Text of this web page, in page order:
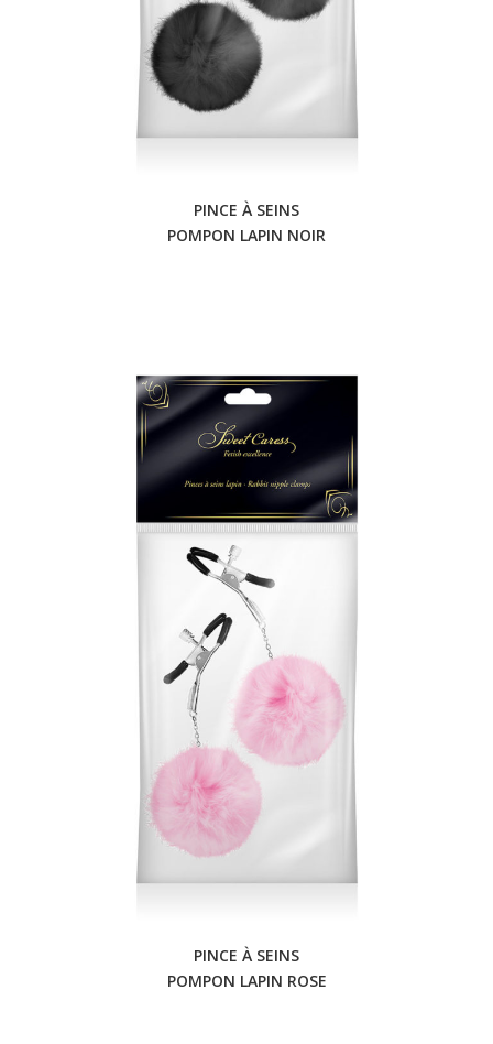
PINCE À SEINS
POMPON LAPIN NOIR
PINCE À SEINS
POMPON LAPIN ROSE